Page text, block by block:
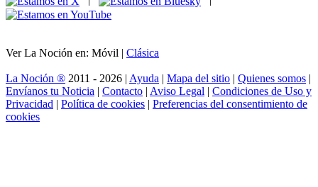
Ver La Noción en: Móvil | Clásica
La Noción ® 2011 - 2026 | Ayuda | Mapa del sitio | Quienes somos |
Envíanos tu Noticia | Contacto | Aviso Legal | Condiciones de Uso y
Privacidad | Política de cookies | Preferencias del consentimiento de
cookies